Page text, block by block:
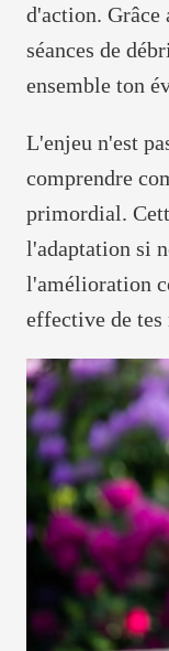
d'action. Grâce
séances de
ensemble ton
L'enjeu n'est
comprendre
primordial.
l'adaptation si
l'amélioration
effective de tes